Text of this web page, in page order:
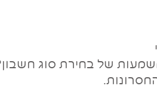
של בחירת סוג